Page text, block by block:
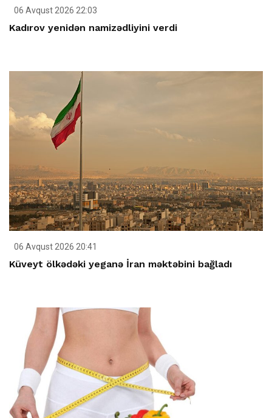
06 Avqust 2026 22:03
Kadırov yenidən namizədliyini verdi
06 Avqust 2026 20:41
Küveyt ölkədəki yeganə İran məktəbini bağladı